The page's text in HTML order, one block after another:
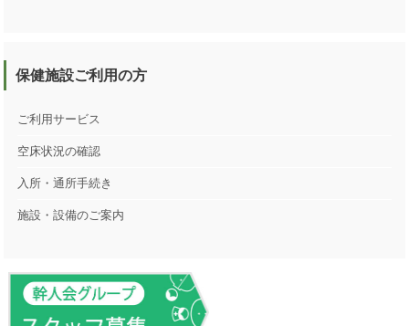
保健施設ご利用の方
ご利用サービス
空床状況の確認
入所・通所手続き
施設・設備のご案内